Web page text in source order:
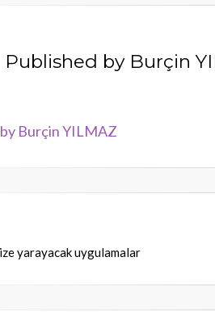
Published by Burçin
Burçin YILMAZ
yarayacak uygulamalar